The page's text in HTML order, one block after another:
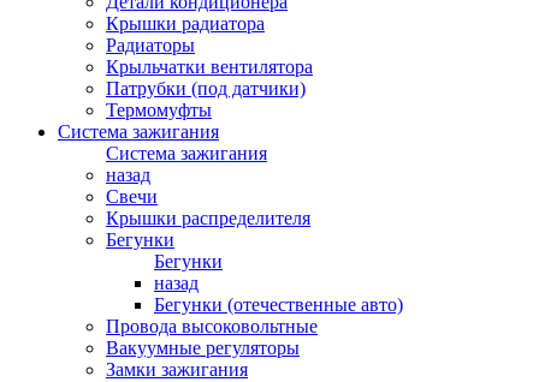
Крышки радиатора
Радиаторы
Крыльчатки вентилятора
Патрубки (под датчики)
Термомуфты
Система зажигания
Система зажигания
назад
Свечи
Крышки распределителя
Бегунки
Бегунки
назад
Бегунки (отечественные авто)
Провода высоковольтные
Вакуумные регуляторы
Замки зажигания